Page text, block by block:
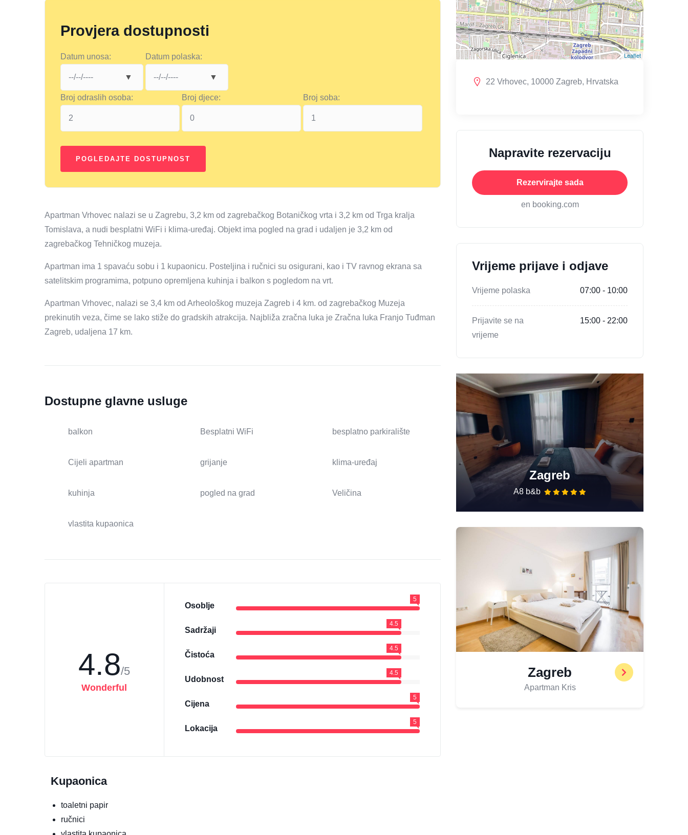
Provjera dostupnosti
Datum unosa: Datum polaska:
Broj odraslih osoba: Broj djece: Broj soba:
Apartman Vrhovec nalazi se u Zagrebu, 3,2 km od zagrebačkog Botaničkog vrta i 3,2 km od Trga kralja
Tomislava, a nudi besplatni WiFi i klima-uređaj. Objekt ima pogled na grad i udaljen je 3,2 km od
zagrebačkog Tehničkog muzeja.
Apartman ima 1 spavaću sobu i 1 kupaonicu. Posteljina i ručnici su osigurani, kao i TV ravnog ekrana sa
satelitskim programima, potpuno opremljena kuhinja i balkon s pogledom na vrt.
Apartman Vrhovec, nalazi se 3,4 km od Arheološkog muzeja Zagreb i 4 km. od zagrebačkog Muzeja
prekinutih veza, čime se lako stiže do gradskih atrakcija. Najbliža zračna luka je Zračna luka Franjo Tuđman
Zagreb, udaljena 17 km.
Dostupne glavne usluge
balkon Besplatni WiFi besplatno parkiralište
Cijeli apartman grijanje klima-uređaj
kuhinja pogled na grad Veličina
vlastita kupaonica
4.8/5
Wonderful
Osoblje
5
Sadržaji
4.5
Čistoća
4.5
Udobnost
4.5
Cijena
5
Lokacija
5
Kupaonica
toaletni papir
ručnici
Leaflet
22 Vrhovec, 10000 Zagreb, Hrvatska
Napravite rezervaciju
Rezervirajte sada
en booking.com
Vrijeme prijave i odjave
Vrijeme polaska 07:00 - 10:00
Prijavite se na
vrijeme
15:00 - 22:00
Zagreb
A8 b&b
Zagreb
Apartman Kris